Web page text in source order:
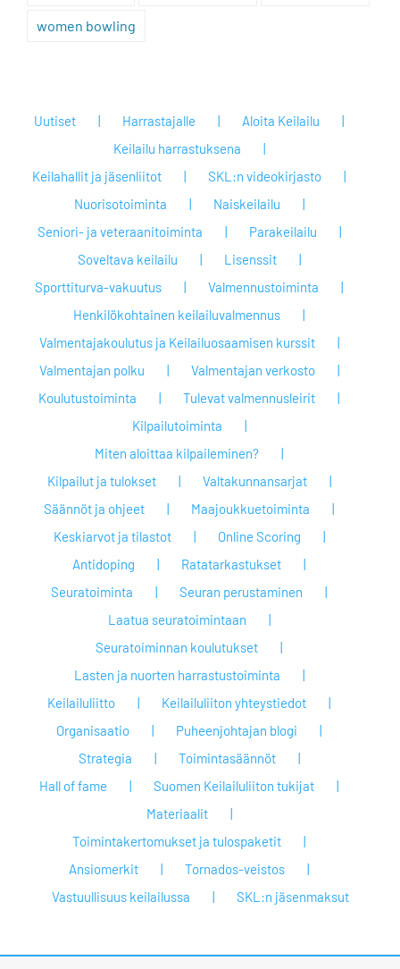
women bowling
Uutiset Harrastajalle
Aloita Keilailu
Keilailu harrastuksena
Keilahallit ja jäsenliitot
SKL:n videokirjasto
Nuorisotoiminta
Naiskeilailu
Seniori- ja veteraanitoiminta
Parakeilailu
Soveltava keilailu
Lisenssit
Sporttiturva-vakuutus
Valmennustoiminta
Henkilökohtainen keilailuvalmennus
Valmentajakoulutus ja Keilailuosaamisen kurssit
Valmentajan polku
Valmentajan verkosto
Koulutustoiminta
Tulevat valmennusleirit
Kilpailutoiminta
Miten aloittaa kilpaileminen?
Kilpailut ja tulokset
Valtakunnansarjat
Säännöt ja ohjeet
Maajoukkuetoiminta
Keskiarvot ja tilastot
Online Scoring
Antidoping
Ratatarkastukset
Seuratoiminta
Seuran perustaminen
Laatua seuratoimintaan
Seuratoiminnan koulutukset
Lasten ja nuorten harrastustoiminta
Keilailuliitto
Keilailuliiton yhteystiedot
Organisaatio
Puheenjohtajan blogi
Strategia
Toimintasäännöt
Hall of fame
Suomen Keilailuliiton tukijat
Materiaalit
Toimintakertomukset ja tulospaketit
Ansiomerkit
Tornados-veistos
Vastuullisuus keilailussa
SKL:n jäsenmaksut